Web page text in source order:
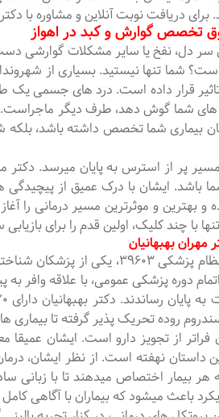
دریافت نوبت آنلاین و مشاوره با
تخصص گوارش و کبد در اهواز
سر دل، نفخ یا سایر مشکلات گوارشی
شما تنها نیستید. بسیاری از
قرار داده است. درد های جسمی
شما گوش دهد، طرف دیگر ماجراست.
بیماری شما تخصص داشته باشد، بلکه
پر از استرس به پایان میرسد. دکتر
باشد. ایشان با درک عمیق از
بهترین و موثرترین مسیر درمانی را
با چند کلیک، اولین قدم را برای
مهران بهبهانیان
دکتر مهران بهبهانیان، با کد
دوره پزشکی عمومی، با علاقه
روده تحریک پذیر گرفته تا بیماری
فراتر از تجویز دارو است. ایشان
داستان نهفته است. از نظر ایشان،
هر بیمار اختصاص میدهند تا با
باعث میشود که بیماران با آگاهی